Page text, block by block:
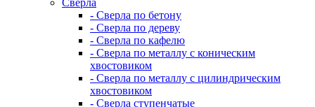
Сверла
- Сверла по бетону
- Сверла по дереву
- Сверла по кафелю
- Сверла по металлу с коническим
хвостовиком
- Сверла по металлу с цилиндрическим
хвостовиком
- Сверла ступенчатые